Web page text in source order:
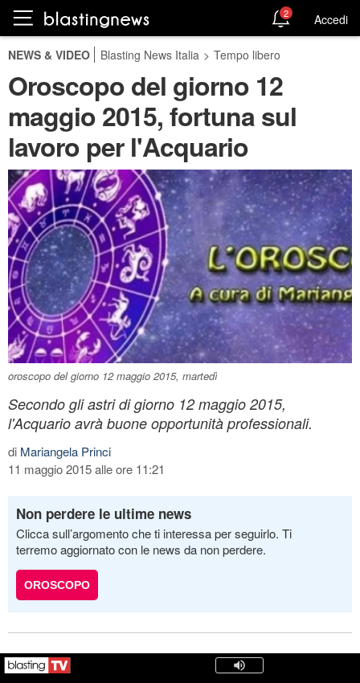
2 Accedi
NEWS & VIDEO Blasting News Italia > Tempo libero
Oroscopo del giorno 12
maggio 2015, fortuna sul
lavoro per l'Acquario
oroscopo del giorno 12 maggio 2015, martedì
Secondo gli astri di giorno 12 maggio 2015,
l'Acquario avrà buone opportunità professionali.
di Mariangela Princi
11 maggio 2015 alle ore 11:21
Non perdere le ultime news
Clicca sull’argomento che ti interessa per seguirlo. Ti
terremo aggiornato con le news da non perdere.
OROSCOPO